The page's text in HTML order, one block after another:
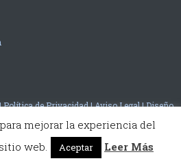
Política de Privacidad|Aviso Legal|Diseño
illusion Studio
mejorar la experiencia del
web.
Aceptar Leer Más